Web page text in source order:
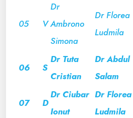
05 V
Dr
Ambrono
Simona
Dr Florea
Ludmila
06 S
Dr Tuta
Cristian
Dr Abdul
Salam
07 D
Dr Ciubar
Ionut
Dr Florea
Ludmila